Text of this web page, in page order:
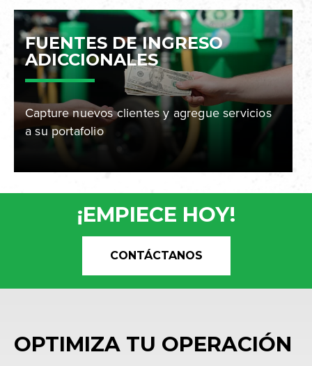
FUENTES DE INGRESO
ADICCIONALES
Capture nuevos clientes y agregue servicios
a su portafolio
¡EMPIECE HOY!
CONTÁCTANOS
OPTIMIZA TU OPERACIÓN